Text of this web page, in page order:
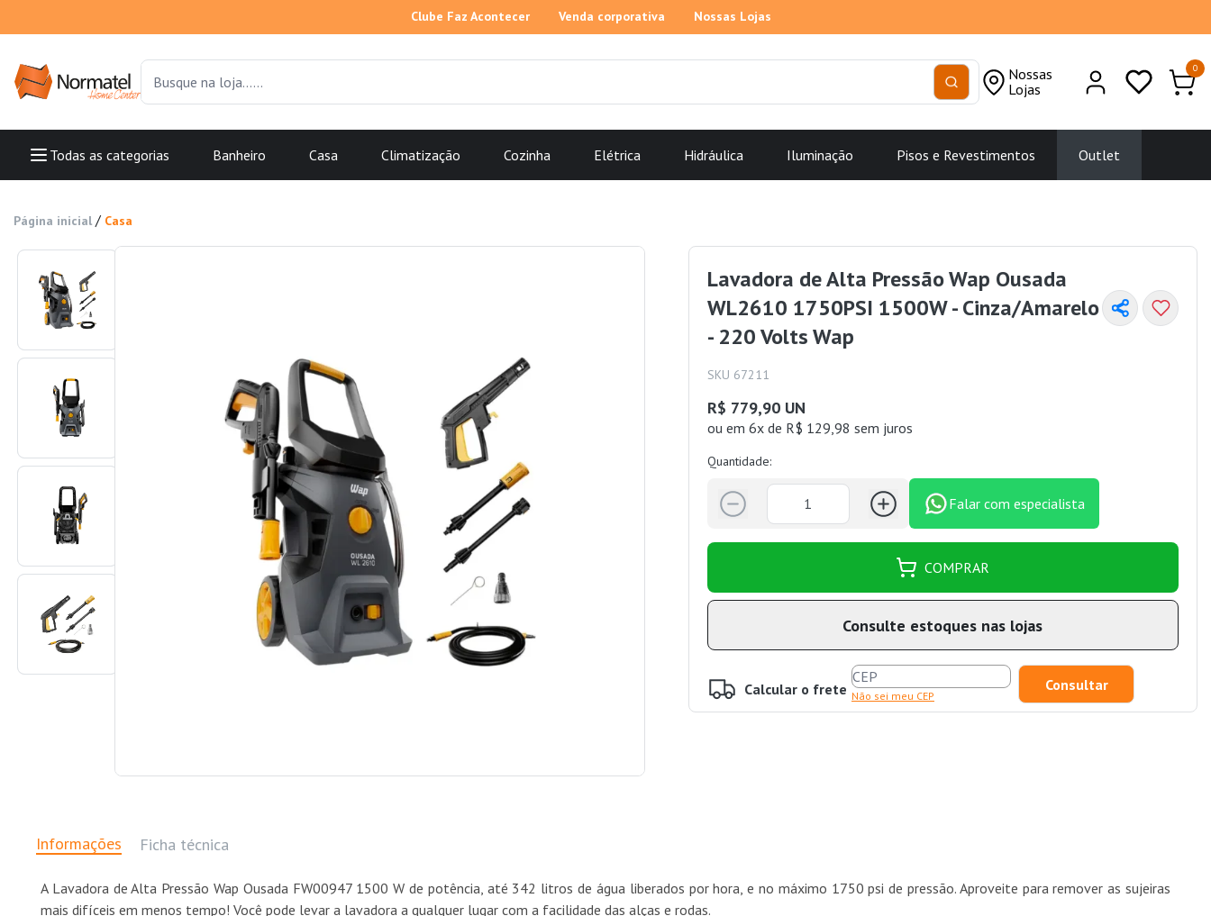
Clube Faz Acontecer Venda corporativa Nossas Lojas
Nossas
Lojas
0
Todas as categorias Banheiro Casa Climatização Cozinha Elétrica Hidráulica Iluminação Pisos e Revestimentos Outlet
Página inicial / Casa
Lavadora de Alta Pressão Wap Ousada
WL2610 1750PSI 1500W - Cinza/Amarelo
- 220 Volts Wap
SKU 67211
R$ 779,90 UN
ou em 6x de R$ 129,98 sem juros
Quantidade:
Falar com especialista
COMPRAR
Consulte estoques nas lojas
Calcular o frete Não sei meu CEP
Informações Ficha técnica
A Lavadora de Alta Pressão Wap Ousada FW00947 1500 W de potência, até 342 litros de água liberados por hora, e no máximo 1750 psi de pressão. Aproveite para remover as sujeiras
mais difíceis em menos tempo! Você pode levar a lavadora a qualquer lugar com a facilidade das alças e rodas.